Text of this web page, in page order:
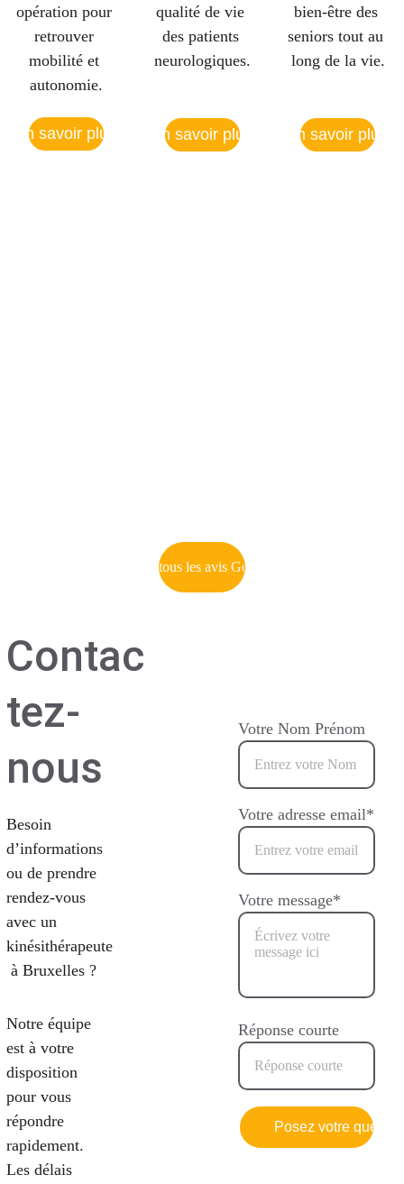
opération pour
retrouver
mobilité et
autonomie.
qualité de vie
des patients
neurologiques.
bien-être des
seniors tout au
long de la vie.
en savoir plus en savoir plus en savoir plus
Voir tous les avis Google
Contac
tez-
nous
Votre Nom Prénom
Votre adresse email*
Votre message*
Réponse courte
Posez votre
Besoin
d’informations
ou de prendre
rendez-vous
avec un
kinésithérapeute
à Bruxelles ?
Notre équipe
est à votre
disposition
pour vous
répondre
rapidement.
Les délais